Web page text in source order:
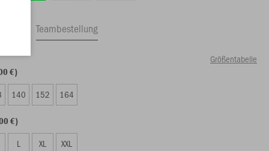
Teambestellung
Größentabelle
€)
140 152 164
€)
L XL XXL